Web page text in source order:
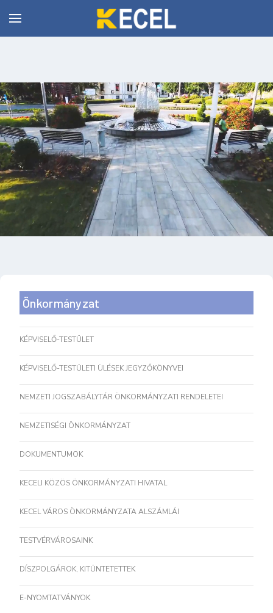
Önkormányzat
KÉPVISELŐ-TESTÜLET
KÉPVISELŐ-TESTÜLETI ÜLÉSEK JEGYZŐKÖNYVEI
NEMZETI JOGSZABÁLYTÁR ÖNKORMÁNYZATI RENDELETEI
NEMZETISÉGI ÖNKORMÁNYZAT
DOKUMENTUMOK
KECELI KÖZÖS ÖNKORMÁNYZATI HIVATAL
KECEL VÁROS ÖNKORMÁNYZATA ALSZÁMLÁI
TESTVÉRVÁROSAINK
DÍSZPOLGÁROK, KITÜNTETETTEK
E-NYOMTATVÁNYOK